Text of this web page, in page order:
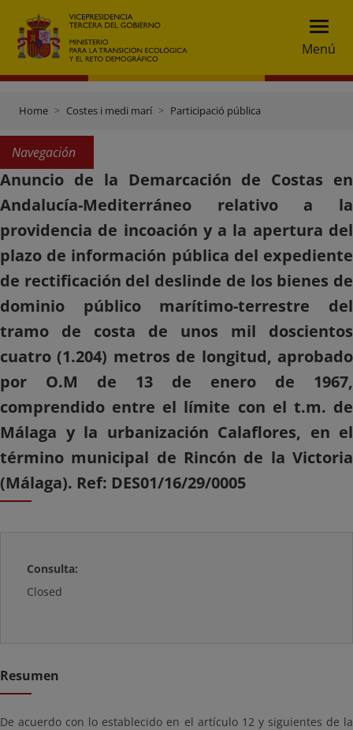
Menú
Home Costes i medi marí Participació pública
Navegación
Anuncio de la Demarcación de Costas en
Andalucía-Mediterráneo relativo a la
providencia de incoación y a la apertura del
plazo de información pública del expediente
de rectificación del deslinde de los bienes de
dominio público marítimo-terrestre del
tramo de costa de unos mil doscientos
cuatro (1.204) metros de longitud, aprobado
por O.M de 13 de enero de 1967,
comprendido entre el límite con el t.m. de
Málaga y la urbanización Calaflores, en el
término municipal de Rincón de la Victoria
(Málaga). Ref: DES01/16/29/0005
Consulta:
Closed
Resumen
De acuerdo con lo establecido en el artículo 12 y siguientes de la